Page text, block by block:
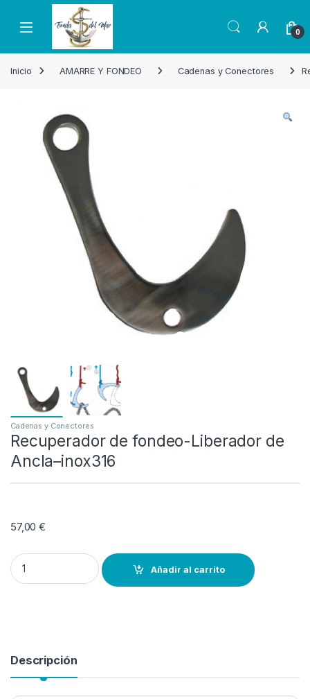
Skip to navigation
Skip to content
Open 0
Inicio AMARRE Y FONDEO Cadenas y Conectores
Cadenas y Conectores
Recuperador de fondeo-Liberador de
Ancla–inox316
57,00€
Recuperador de fondeo-Liberador de Ancla--inox316 quantity
Añadir al carrito
Descripción